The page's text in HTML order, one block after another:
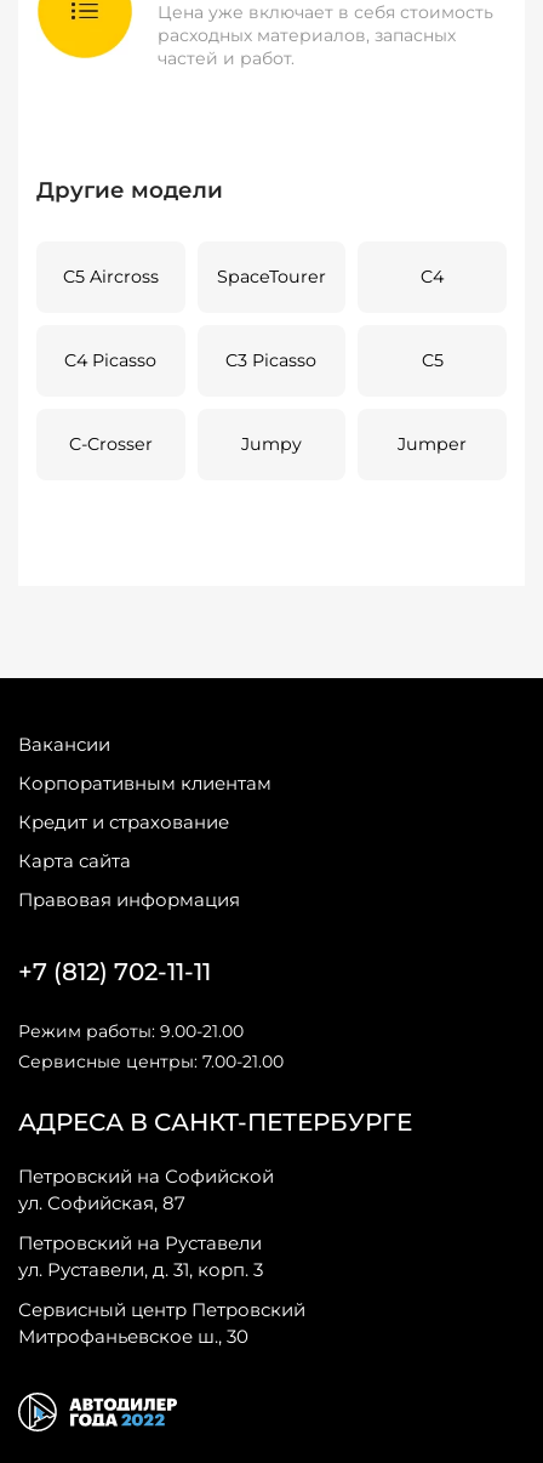
Цена уже включает в себя стоимость
расходных материалов, запасных
частей и работ.
Другие модели
C5 Aircross SpaceTourer C4
C4 Picasso C3 Picasso C5
C-Crosser Jumpy Jumper
Вакансии
Корпоративным клиентам
Кредит и страхование
Карта сайта
Правовая информация
АДРЕСА В САНКТ-ПЕТЕРБУРГЕ
Петровский на Софийской
ул. Софийская, 87
Петровский на Руставели
ул. Руставели, д. 31, корп. 3
Сервисный центр Петровский
Митрофаньевское ш., 30
+7 (812) 702-11-11
Режим работы: 9.00-21.00
Сервисные центры: 7.00-21.00